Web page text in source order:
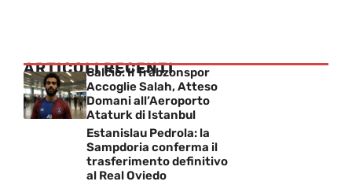
ARTICOLI RECENTI
Calcio: Il Trabzonspor
Accoglie Salah, Atteso
Domani all’Aeroporto
Ataturk di Istanbul
Estanislau Pedrola: la
Sampdoria conferma il
trasferimento definitivo
al Real Oviedo